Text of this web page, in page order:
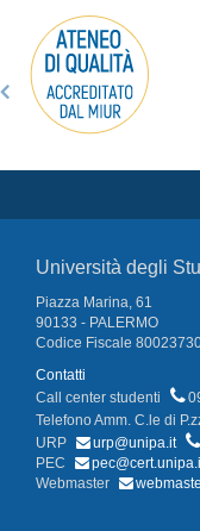
Università degli
Piazza Marina, 61
90133 - PALERMO
Codice Fiscale
Contatti
Call center studenti
Telefono Amm. C.le di
URP
urp@unipa.it
PEC
Webmaster